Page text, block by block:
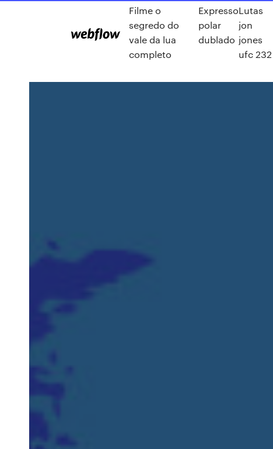
Filme o
segredo do
vale da lua
completo
Expresso
polar
dublado
Lutas
jon
jones
ufc 232